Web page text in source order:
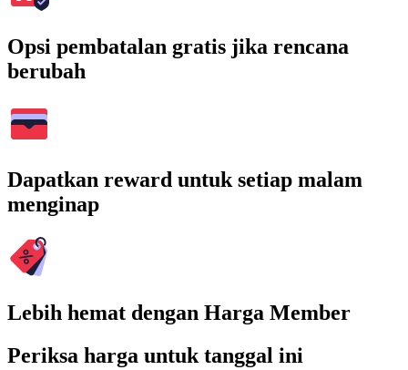
Opsi pembatalan gratis jika rencana
berubah
Dapatkan reward untuk setiap malam
menginap
Lebih hemat dengan Harga Member
Periksa harga untuk tanggal ini